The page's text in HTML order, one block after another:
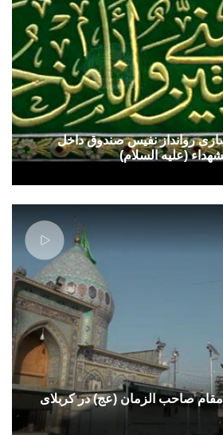
روانداز نفیس صندوق داخل
(علیه السلام)
صاحب الزمان (عج) در کربلای